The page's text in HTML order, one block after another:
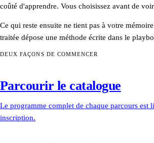
coûté d'apprendre. Vous choisissez avant de
Ce qui reste ensuite ne tient pas à votre
traitée dépose une méthode écrite dans le
DEUX FAÇONS DE COMMENCER
Parcourir le catalogue
Le programme complet de chaque parcours est
inscription.